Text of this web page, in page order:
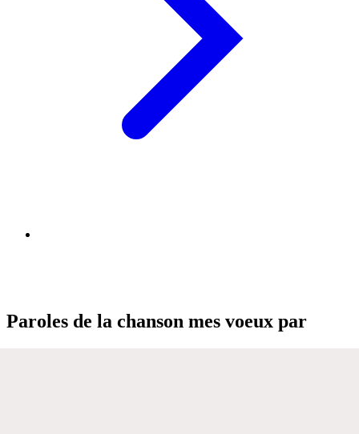
Paroles de la chanson mes voeux par